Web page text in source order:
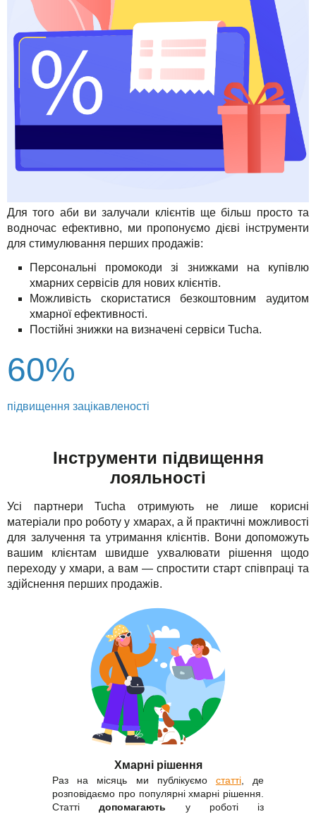
TuchaHosting
TuchaSync
Реселінг хостингу
Контакти
Для того аби ви залучали клієнтів ще більш просто та
водночас ефективно, ми пропонуємо дієві інструменти
для стимулювання перших продажів:
Персональні промокоди зі знижками на купівлю
хмарних сервісів для нових клієнтів.
Можливість скористатися безкоштовним аудитом
хмарної ефективності.
Постійні знижки на визначені сервіси Tucha.
60%
підвищення зацікавленості
Інструменти підвищення
лояльності
Усі партнери Tucha отримують не лише корисні
матеріали про роботу у хмарах, а й практичні можливості
для залучення та утримання клієнтів. Вони допоможуть
вашим клієнтам швидше ухвалювати рішення щодо
переходу у хмари, а вам — спростити старт співпраці та
здійснення перших продажів.
Хмарні рішення
Раз на місяць ми публікуємо статті, де
розповідаємо про популярні хмарні рішення.
Статтідопомагають у роботі із